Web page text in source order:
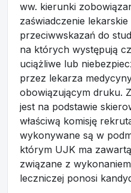
ww. kierunki
zaświadczenie
przeciwwskazań do
na których występują
uciążliwe lub
przez lekarza
obowiązującym druku.
jest na podstawie
właściwą komisję
wykonywane są w
którym UJK ma
związane z
leczniczej ponosi